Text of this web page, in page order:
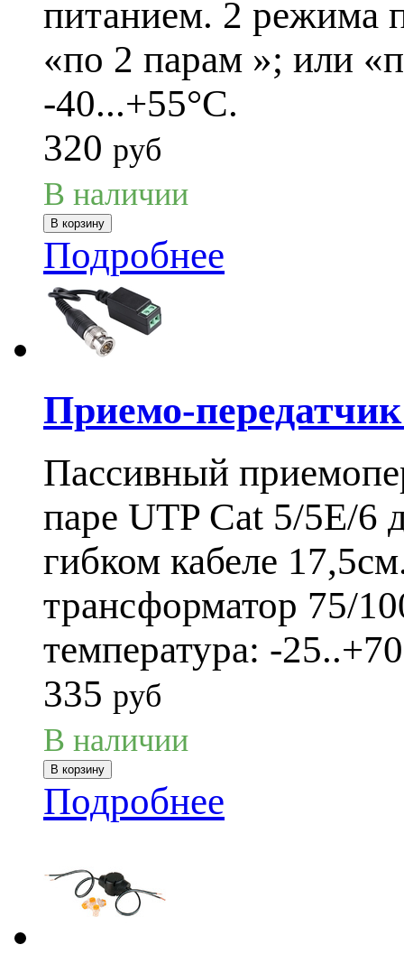
питанием. 2 режима
«по 2 парам »; или
-40...+55°C.
320 руб
В наличии
Подробнее
Приемо-
Пассивный
паре UTP Cat 5/5E/
гибком кабеле
трансформатор 75/
температура: -
335 руб
В наличии
Подробнее